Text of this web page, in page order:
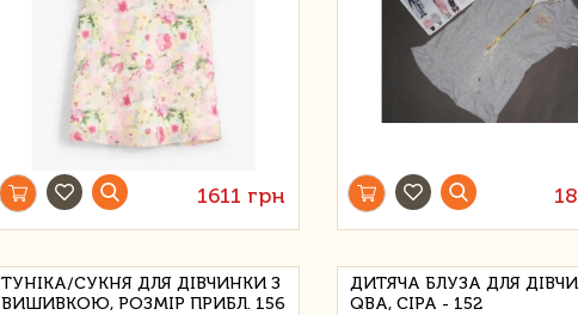
1611 грн
ТУНІКА/СУКНЯ ДЛЯ ДІВЧИНКИ З
ВИШИВКОЮ, РОЗМІР ПРИБЛ. 156
ДИТЯЧА БЛУЗА ДЛЯ
QBA, СІРА - 152